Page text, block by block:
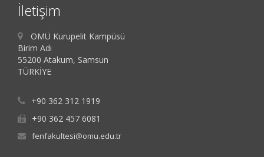
İletişim
OMÜ Kurupelit Kampüsü
Birim Adı
55200 Atakum, Samsun
TÜRKİYE
+90 362 312 1919
+90 362 457 6081
fenfakultesi@omu.edu.tr